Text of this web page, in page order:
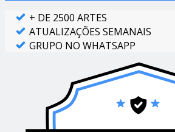
+ DE 2500 ARTES
ATUALIZAÇÕES SEMANAIS
GRUPO NO WHATSAPP